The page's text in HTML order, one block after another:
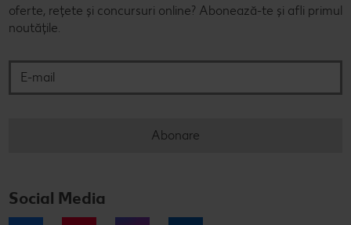
oferte, rețete și concursuri online? Abonează-te și afli primul
noutățile.
Abonare
Social Media